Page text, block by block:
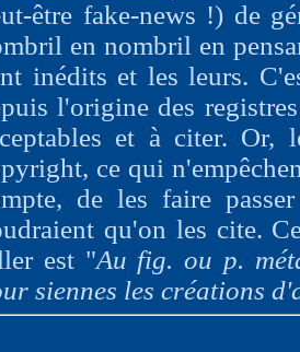
être fake-news !) de
en nombril en
inédits et les leurs.
l'origine des
et à citer. Or,
ce qui
de les faire
qu'on les cite.
est "Au fig. ou p.
siennes les créations